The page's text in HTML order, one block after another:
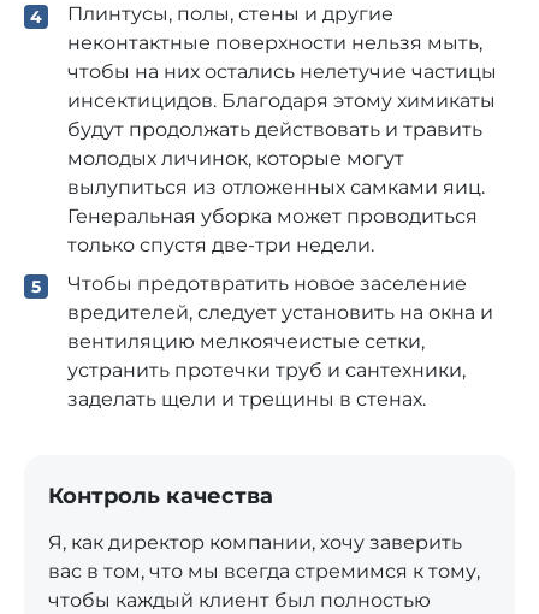
Плинтусы, полы, стены и другие
неконтактные поверхности нельзя мыть,
чтобы на них остались нелетучие частицы
инсектицидов. Благодаря этому химикаты
будут продолжать действовать и травить
молодых личинок, которые могут
вылупиться из отложенных самками яиц.
Генеральная уборка может проводиться
только спустя две-три недели.
Чтобы предотвратить новое заселение
вредителей, следует установить на окна и
вентиляцию мелкоячеистые сетки,
устранить протечки труб и сантехники,
заделать щели и трещины в стенах.
Контроль качества
Я, как директор компании, хочу заверить
вас в том, что мы всегда стремимся к тому,
чтобы каждый клиент был полностью